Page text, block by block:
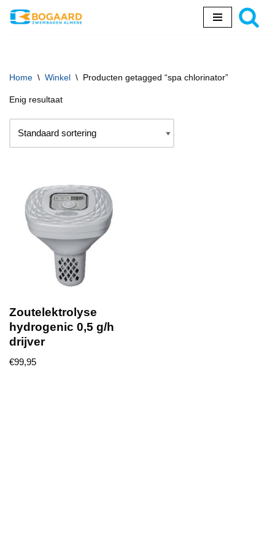
inhoud
Home \ Winkel \ Producten getagged “spa chlorinator”
Enig resultaat
Zoutelektrolyse
hydrogenic 0,5 g/h
drijver
€99,95